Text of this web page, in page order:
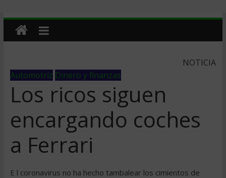
NOTICIA
Automotriz Dinero y finanzas
Los ricos siguen
encargando coches
a Ferrari
E l coronavirus no ha hecho tambalear los cimientos de